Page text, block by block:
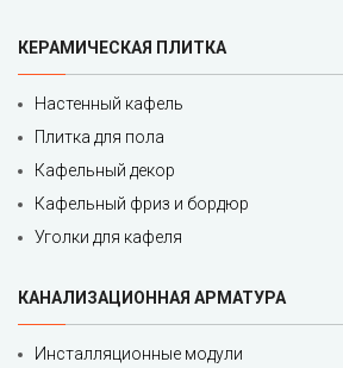
КЕРАМИЧЕСКАЯ ПЛИТКА
Настенный кафель
Плитка для пола
Кафельный декор
Кафельный фриз и бордюр
Уголки для кафеля
КАНАЛИЗАЦИОННАЯ АРМАТУРА
Инсталляционные модули